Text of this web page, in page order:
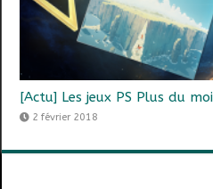
[Actu] Les jeux PS Plus du
2 février 2018